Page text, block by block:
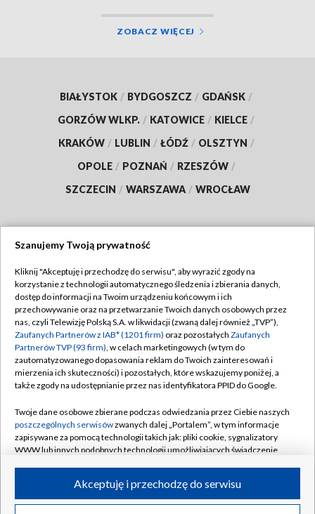
ZOBACZ WIĘCEJ
BIAŁYSTOK / BYDGOSZCZ / GDAŃSK /
GORZÓW WLKP. / KATOWICE / KIELCE /
KRAKÓW / LUBLIN / ŁÓDŹ / OLSZTYN /
OPOLE / POZNAŃ / RZESZÓW /
SZCZECIN / WARSZAWA / WROCŁAW
TVP
Abonament TVP
Emisja w TVP
Centrum informacji TVP
Naziemna Telewizja Cyfrowa
Rada Programowa
System NOS
Informacje o nadawcy
Program dla prasy
Regulamin TVP
Polityka prywatności
Moje zgody
Pomoc
Kontakt
Kanały
©2026 Telewizja Polska S.A. w likwidacji
Szanujemy Twoją prywatność
Kliknij "Akceptuję i przechodzę do serwisu", aby wyrazić zgody na
korzystanie z technologii automatycznego śledzenia i zbierania danych,
dostęp do informacji na Twoim urządzeniu końcowym i ich
przechowywanie oraz na przetwarzanie Twoich danych osobowych przez
nas, czyli Telewizję Polską S.A. w likwidacji (zwaną dalej również „TVP”),
Zaufanych Partnerów z IAB* (1201 firm) oraz pozostałych Zaufanych
Partnerów TVP (93 firm), w celach marketingowych (w tym do
zautomatyzowanego dopasowania reklam do Twoich zainteresowań i
mierzenia ich skuteczności) i pozostałych, które wskazujemy poniżej, a
także zgody na udostępnianie przez nas identyfikatora PPID do Google.
Twoje dane osobowe zbierane podczas odwiedzania przez Ciebie naszych
poszczególnych serwisówzwanych dalej „Portalem”, w tym informacje
zapisywane za pomocą technologii takich jak: pliki cookie, sygnalizatory
WWW lub innych podobnych technologii umożliwiających świadczenie
ruchu w Internecie.Akceptuję i przechodzę do serwisu